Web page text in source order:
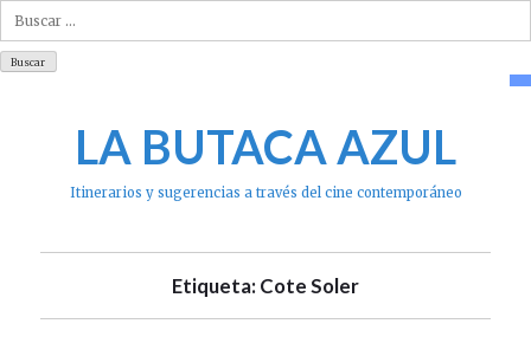
Buscar:
LA BUTACA AZUL
Itinerarios y sugerencias a través del cine contemporáneo
Etiqueta: Cote Soler